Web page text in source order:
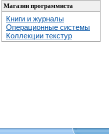
Магазин программиста
Книги и журналы
Операционные системы
Коллекции текстур